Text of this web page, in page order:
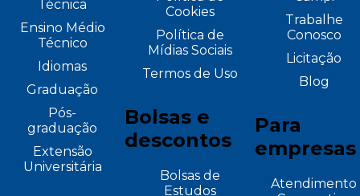
Técnica
Ensino Médio
Técnico
Idiomas
Graduação
Pós-
graduação
Extensão
Universitária
Cookies
Política de
Mídias Sociais
Termos de Uso
Bolsas e
descontos
Bolsas de
Estudos
Trabalhe
Conosco
Licitação
Blog
Para
empresas
Atendimento